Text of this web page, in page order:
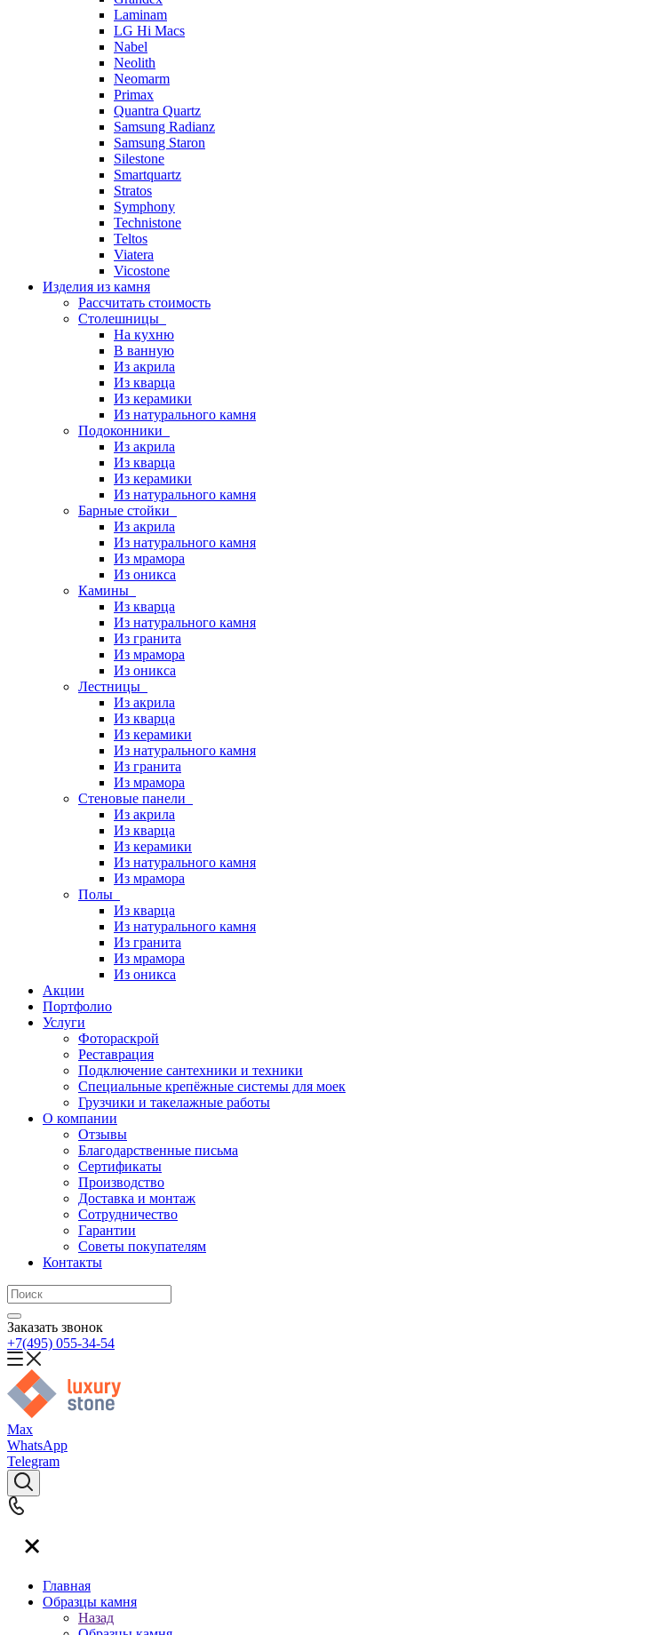
Laminam
LG Hi Macs
Nabel
Neolith
Neomarm
Primax
Quantra Quartz
Samsung Radianz
Samsung Staron
Silestone
Smartquartz
Stratos
Symphony
Technistone
Teltos
Viatera
Vicostone
Изделия из камня
Рассчитать стоимость
Столешницы
На кухню
В ванную
Из акрила
Из кварца
Из керамики
Из натурального камня
Подоконники
Из акрила
Из кварца
Из керамики
Из натурального камня
Барные стойки
Из акрила
Из натурального камня
Из мрамора
Из оникса
Камины
Из кварца
Из натурального камня
Из гранита
Из мрамора
Из оникса
Лестницы
Из акрила
Из кварца
Из керамики
Из натурального камня
Из гранита
Из мрамора
Стеновые панели
Из акрила
Из кварца
Из керамики
Из натурального камня
Из мрамора
Полы
Из кварца
Из натурального камня
Из гранита
Из мрамора
Из оникса
Акции
Портфолио
Услуги
Фотораскрой
Реставрация
Подключение сантехники и техники
Специальные крепёжные системы для моек
Грузчики и такелажные работы
О компании
Отзывы
Благодарственные письма
Сертификаты
Производство
Доставка и монтаж
Сотрудничество
Гарантии
Советы покупателям
Контакты
Заказать звонок
+7(495) 055-34-54
Max
WhatsApp
Telegram
Главная
Образцы камня
Назад